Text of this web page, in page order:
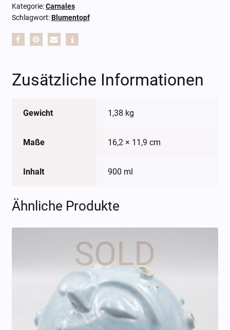
Kategorie:Carnales
Schlagwort:Blumentopf
Zusätzliche Informationen
Gewicht 1,38 kg
Maße 16,2 × 11,9 cm
Inhalt 900 ml
Ähnliche Produkte